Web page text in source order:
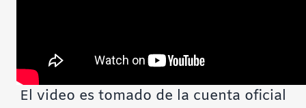
El video es tomado de la cuenta oficial